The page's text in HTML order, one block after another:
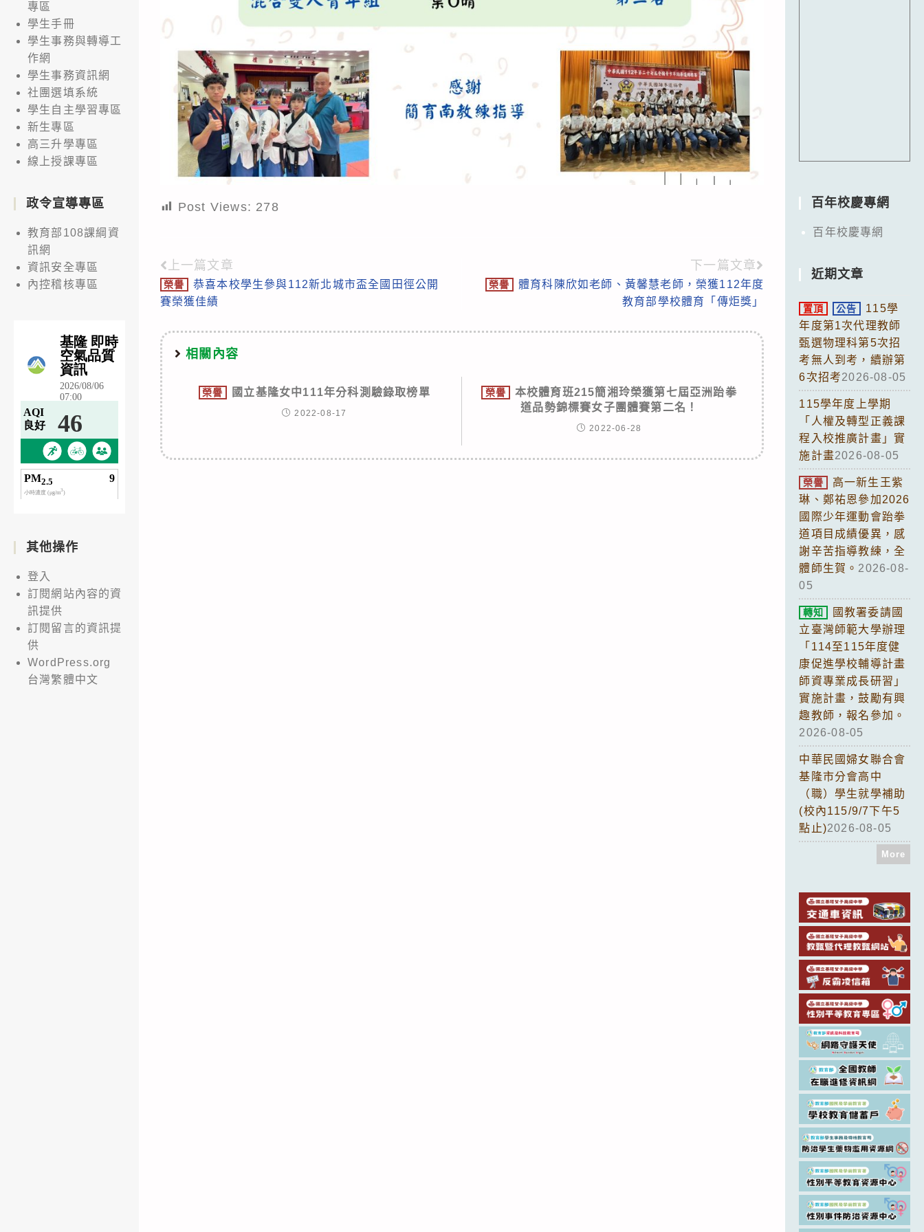
Post Views: 278
Read
more
上一篇文章
榮譽
恭喜本校學生參與112新北城市盃全國田徑公開
賽榮獲佳績
下一篇文章
榮譽
體育科陳欣如老師、黃馨慧老師，榮獲112年度
教育部學校體育「傳炬獎」
相關內容
榮譽 國立基隆女中111年分科測驗錄取榜單
2022-08-17
榮譽
本校體育班215簡湘玲榮獲第七屆亞洲跆拳
道品勢錦標賽女子團體賽第二名！
2022-06-28
專區
學生手冊
學生事務與轉導工
作網
學生事務資訊網
社團選填系統
學生自主學習專區
新生專區
高三升學專區
線上授課專區
政令宣導專區
教育部108課綱資
訊網
資訊安全專區
內控稽核專區
其他操作
登入
訂閱網站內容的資
訊提供
訂閱留言的資訊提
供
WordPress.org
台灣繁體中文
百年校慶專網
百年校慶專網
近期文章
置頂 公告
115學
年度第1次代理教師
甄選物理科第5次招
考無人到考，續辦第
6次招考2026-08-05
115學年度上學期
「人權及轉型正義課
程入校推廣計畫」實
施計畫2026-08-05
榮譽
高一新生王紫
琳、鄭祐恩參加2026
國際少年運動會跆拳
道項目成績優異，感
謝辛苦指導教練，全
體師生賀。 2026-08-
05
轉知
國教署委請國
立臺灣師範大學辦理
「114至115年度健
康促進學校輔導計畫
師資專業成長研習」
實施計畫，鼓勵有興
趣教師，報名參加。
2026-08-05
中華民國婦女聯合會
基隆市分會高中
（職）學生就學補助
(校內115/9/7下午5
點止)2026-08-05
More